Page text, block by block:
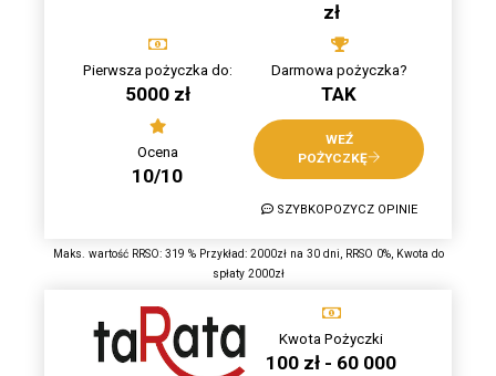
zł
Pierwsza pożyczka do:
5000 zł
Darmowa pożyczka?
TAK
Ocena
10/10
WEŹ
POŻYCZKĘ
SZYBKOPOZYCZ OPINIE
Maks. wartość RRSO: 319 % Przykład: 2000zł na 30 dni, RRSO 0%, Kwota do
spłaty 2000zł
Kwota Pożyczki
100 zł - 60 000